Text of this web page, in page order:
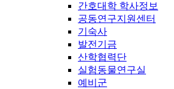
간호대학 학사정보
공동연구지원센터
기숙사
발전기금
산학협력단
실험동물연구실
예비군